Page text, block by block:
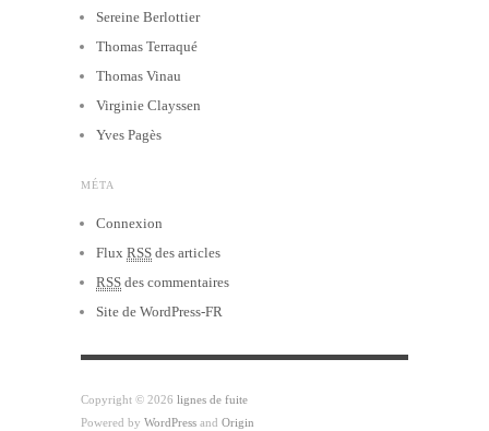
Sereine Berlottier
Thomas Terraqué
Thomas Vinau
Virginie Clayssen
Yves Pagès
MÉTA
Connexion
Flux RSS des articles
RSS des commentaires
Site de WordPress-FR
Copyright © 2026 lignes de fuite
Powered by WordPress and Origin